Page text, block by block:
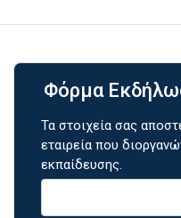
Φόρμα
Τα στοιχεία σας
εταιρεία που
εκπαίδευσης.